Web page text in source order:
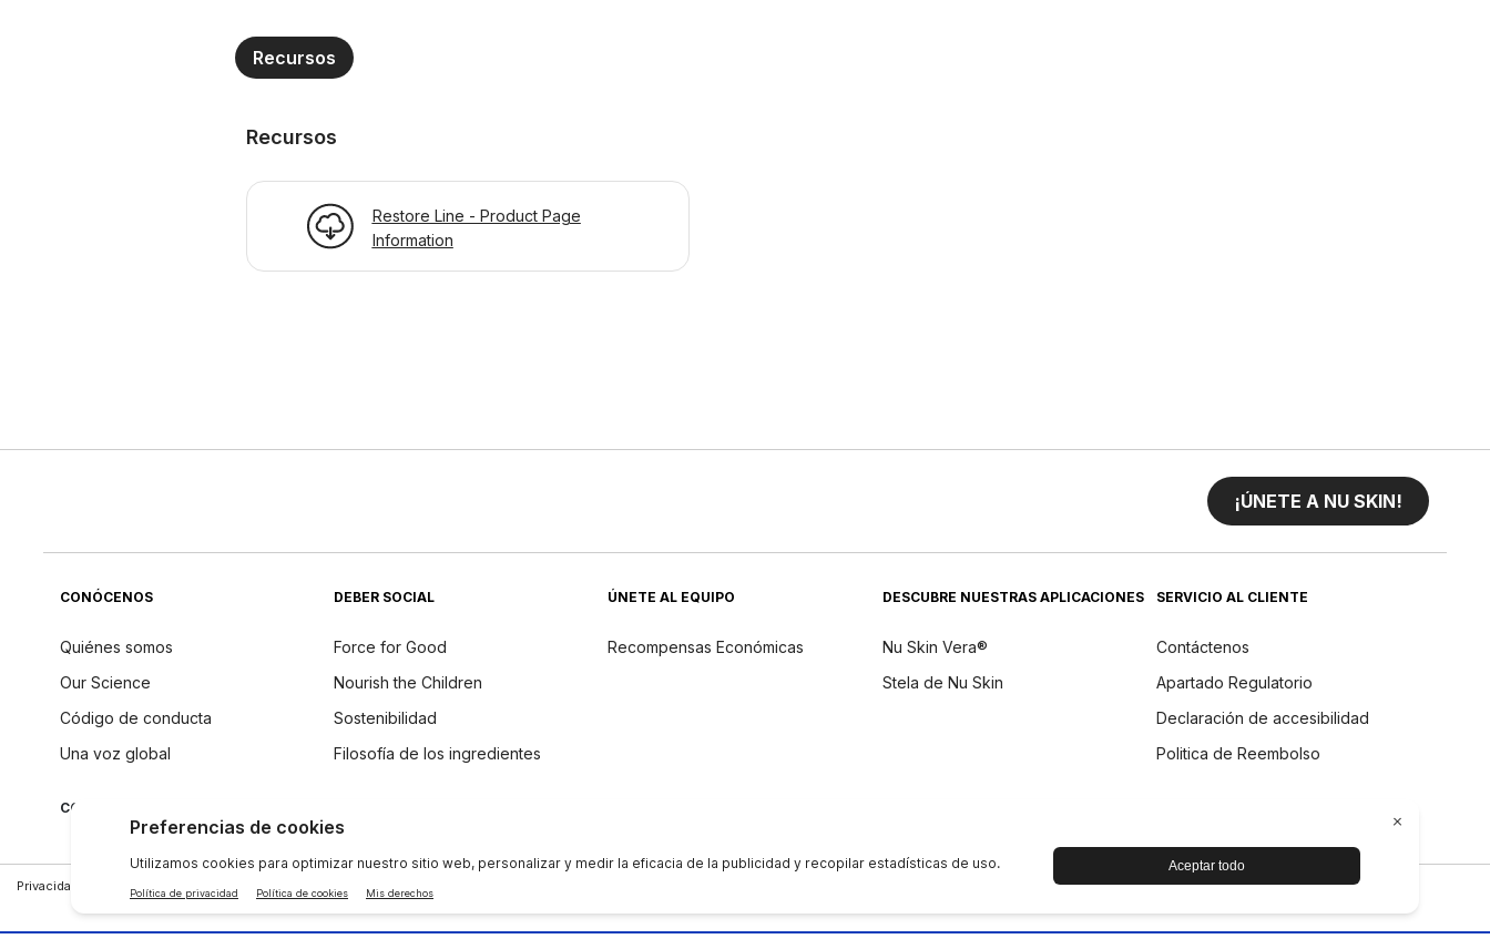
Recursos
Recursos
Restore Line - Product Page
Information
¡ÚNETE A NU SKIN!
CONÓCENOS
Quiénes somos
Our Science
Código de conducta
Una voz global
DEBER SOCIAL
Force for Good
Nourish the Children
Sostenibilidad
Filosofía de los ingredientes
ÚNETE AL EQUIPO
Recompensas Económicas
DESCUBRE NUESTRAS APLICACIONES
Nu Skin Vera®
Stela de Nu Skin
SERVICIO AL CLIENTE
Contáctenos
Apartado Regulatorio
Declaración de accesibilidad
Politica de Reembolso
CONECTAR CON NU SKIN
Privacidad Legal Center | Terms of Use Compañía Contáctenos